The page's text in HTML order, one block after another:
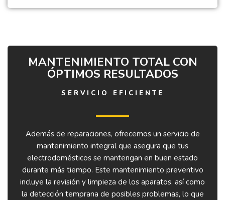
MANTENIMIENTO TOTAL CON
ÓPTIMOS RESULTADOS
SERVICIO EFICIENTE
Además de reparaciones, ofrecemos un servicio de
mantenimiento integral que asegura que tus
electrodomésticos se mantengan en buen estado
durante más tiempo. Este mantenimiento preventivo
incluye la revisión y limpieza de los aparatos, así como
la detección temprana de posibles problemas, lo que